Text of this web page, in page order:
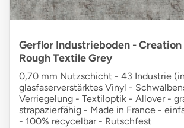
Gerflor Industrieboden -
Rough Textile Grey
0,70 mm Nutzschicht - 43 Industrie
glasfaserverstärktes Vinyl -
Verriegelung - Textiloptik - Allover -
strapazierfähig - Made in France -
- 100% recycelbar - Rutschfest